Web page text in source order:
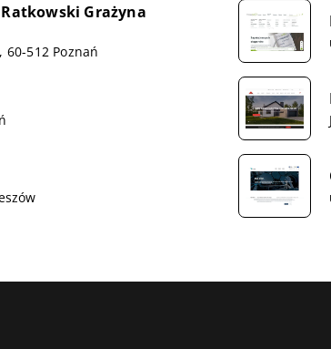
Grażyna
60-512 Poznań